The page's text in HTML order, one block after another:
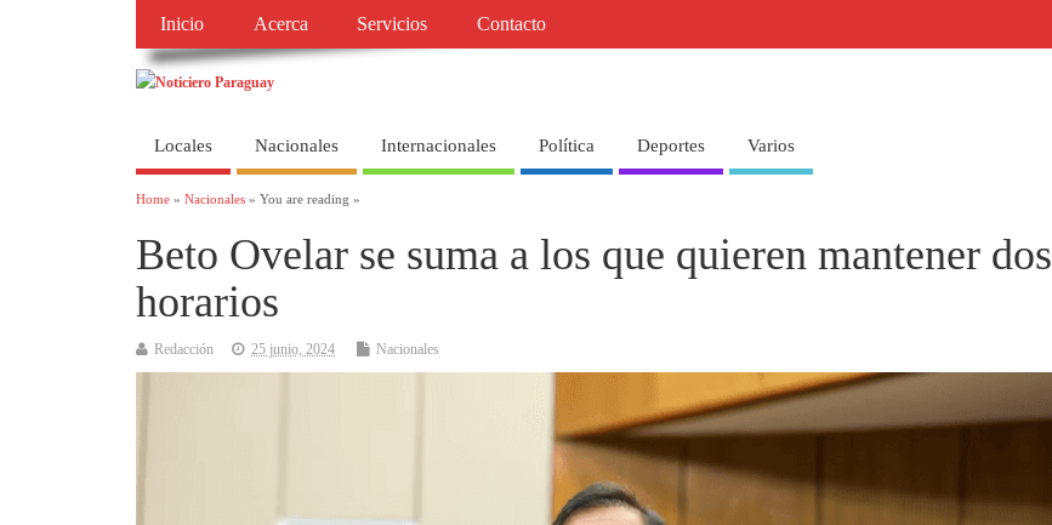
Inicio Acerca Servicios Contacto
Locales Nacionales Internacionales Política Deportes Varios
Home » Nacionales » You are reading »
Beto Ovelar se suma a los que quieren mantener dos
horarios
Redacción 25 junio, 2024 Nacionales